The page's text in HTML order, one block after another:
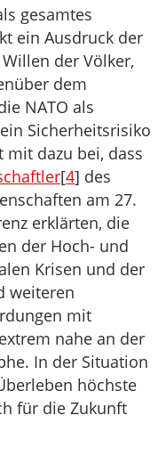
gesamtes
ein Ausdruck der
der Völker,
dem
NATO als
Sicherheitsrisiko
dazu bei, dass
[4] des
am 27.
erklärten, die
der Hoch- und
Krisen und der
weiteren
mit
nahe an der
In der Situation
höchste
für die Zukunft